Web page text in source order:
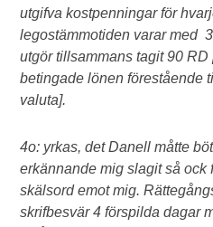
utgifva kostpenningar för
legostämmotiden varar med
utgör tillsammans tagit 90
betingade lönen förestående
valuta].
4o: yrkas, det Danell måtte
erkännande mig slagit så ock
skälsord emot mig.
skrifbesvär 4 förspilda dagar